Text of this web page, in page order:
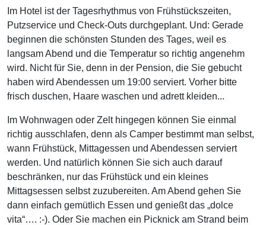
Im Hotel ist der Tagesrhythmus von Frühstückszeiten,
Putzservice und Check-Outs durchgeplant. Und: Gerade
beginnen die schönsten Stunden des Tages, weil es
langsam Abend und die Temperatur so richtig angenehm
wird. Nicht für Sie, denn in der Pension, die Sie gebucht
haben wird Abendessen um 19:00 serviert. Vorher bitte
frisch duschen, Haare waschen und adrett kleiden...
Im Wohnwagen oder Zelt hingegen können Sie einmal
richtig ausschlafen, denn als Camper bestimmt man selbst,
wann Frühstück, Mittagessen und Abendessen serviert
werden. Und natürlich können Sie sich auch darauf
beschränken, nur das Frühstück und ein kleines
Mittagsessen selbst zuzubereiten. Am Abend gehen Sie
dann einfach gemütlich Essen und genießt das „dolce
vita“…. :-). Oder Sie machen ein Picknick am Strand beim